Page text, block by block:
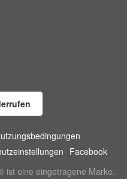
Facebook
ist eine eingetragene Marke.